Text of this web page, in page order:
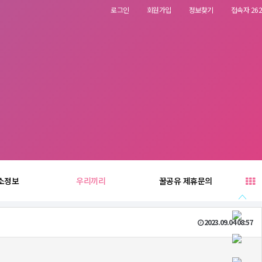
로그인 회원가입 정보찾기 접속자 262
정보 우리끼리 꿀공유 제휴문의
2023.09.04 08:57